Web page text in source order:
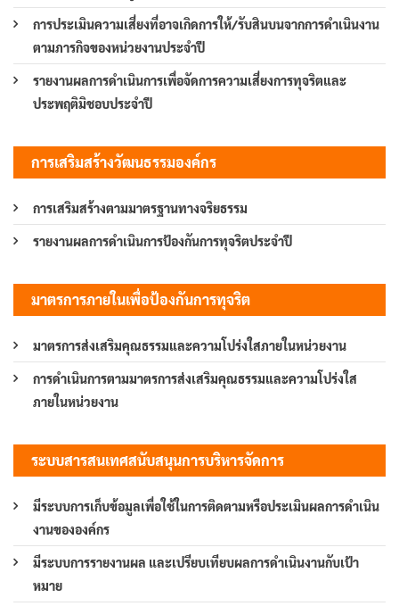
การประเมินความเสี่ยงที่อาจเกิดการให้/รับสินบนจากการดำเนินงาน
ตามภารกิจของหน่วยงานประจำปี
รายงานผลการดำเนินการเพื่อจัดการความเสี่ยงการทุจริตและ
ประพฤติมิชอบประจำปี
การเสริมสร้างวัฒนธรรมองค์กร
การเสริมสร้างตามมาตรฐานทางจริยธรรม
รายงานผลการดำเนินการป้องกันการทุจริตประจำปี
มาตรการภายในเพื่อป้องกันการทุจริต
มาตรการส่งเสริมคุณธรรมและความโปร่งใสภายในหน่วยงาน
การดำเนินการตามมาตรการส่งเสริมคุณธรรมและความโปร่งใส
ภายในหน่วยงาน
ระบบสารสนเทศสนับสนุนการบริหารจัดการ
มีระบบการเก็บข้อมูลเพื่อใช้ในการติดตามหรือประเมินผลการดำเนิน
งานขององค์กร
มีระบบการรายงานผล และเปรียบเทียบผลการดำเนินงานกับเป้า
หมาย